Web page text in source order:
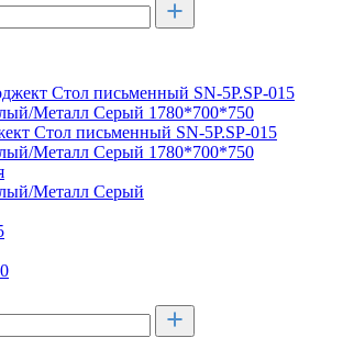
Стол письменный SN-5P.SP-015
Металл Серый 1780*700*750
Металл Серый